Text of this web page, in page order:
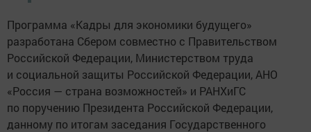
Программа «Кадры для экономики будущего»
разработана Сбером совместно с Правительством
Российской Федерации, Министерством труда
и социальной защиты Российской Федерации, АНО
«Россия — страна возможностей» и РАНХиГС
по поручению Президента Российской Федерации,
данному по итогам заседания Государственного